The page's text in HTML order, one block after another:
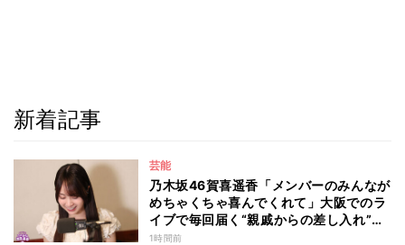
新着記事
芸能
乃木坂46賀喜遥香「メンバーのみんなが
めちゃくちゃ喜んでくれて」大阪でのラ
イブで毎回届く“親戚からの差し入れ”と
は？
1時間前